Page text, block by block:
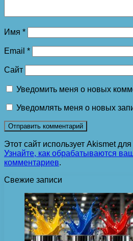
Имя *
Email *
Сайт
Уведомить меня о новых
Уведомлять меня о новых
Этот сайт использует Akismet
Узнайте, как обрабатываются
комментариев.
Свежие записи